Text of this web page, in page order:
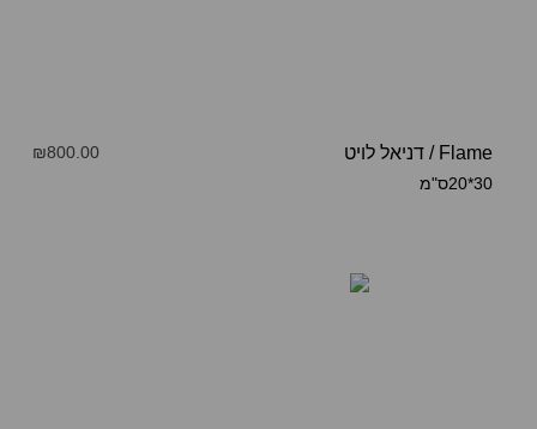
Flame
/ דניאל לויט
30*20ס"מ
₪800.00